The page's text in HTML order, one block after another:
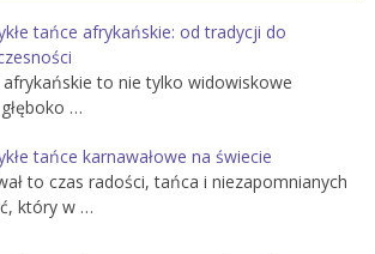
tańce afrykańskie: od tradycji do
afrykańskie to nie tylko widowiskowe
…
tańce karnawałowe na świecie
to czas radości, tańca i niezapomnianych
który w …